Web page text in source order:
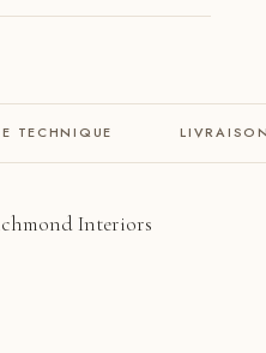
TECHNIQUE
Interiors